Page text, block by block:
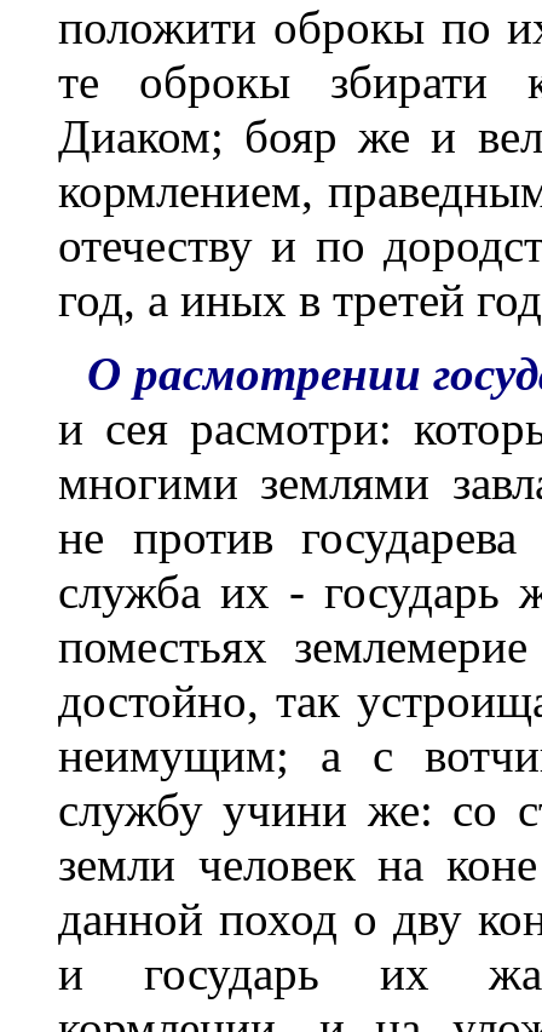
положити оброкы по
те оброкы збирати
Диаком; бояр же и
кормлением,
отечеству и по
год, а иных в третей
О расмотрении
и сея расмотри:
многими землями
не против
служба их - государь
поместьях
достойно, так
неимущим; а с
службу учини же: со
земли человек на
данной поход о дву
и государь их